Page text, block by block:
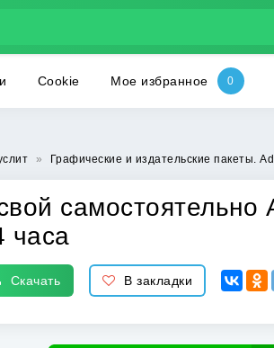
Cookie Мое избранное
» Графические и издательские пакеты.
самостоятельно
часа
Скачать В закладки